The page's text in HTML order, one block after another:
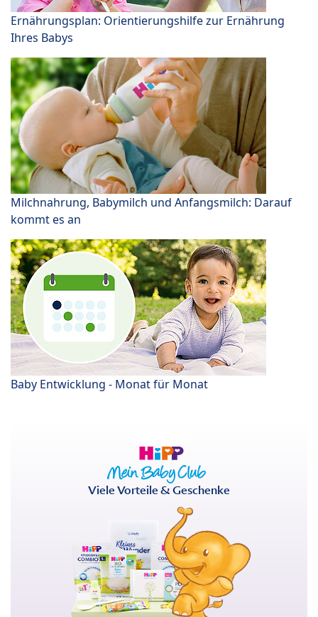
Ernährungsplan: Orientierungshilfe zur Ernährung
Ihres Babys
Milchnahrung, Babymilch und Anfangsmilch: Darauf
kommt es an
Baby Entwicklung - Monat für Monat
Viele Vorteile & Geschenke